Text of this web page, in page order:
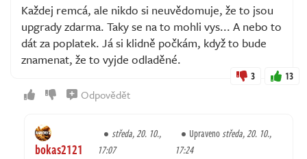
Každej remcá, ale nikdo si neuvědomuje, že to jsou
upgrady zdarma. Taky se na to mohli vys... A nebo to
dát za poplatek. Já si klidně počkám, když to bude
znamenat, že to vyjde odladěné.
3 13
Odpovědět
bokas2121
středa, 20. 10.,
17:07
Upravenostředa, 20. 10.,
17:24